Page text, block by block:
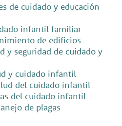
de cuidado y educación
infantil familiar
de edificios
y seguridad de cuidado y
y cuidado infantil
del cuidado infantil
del cuidado infantil
de plagas